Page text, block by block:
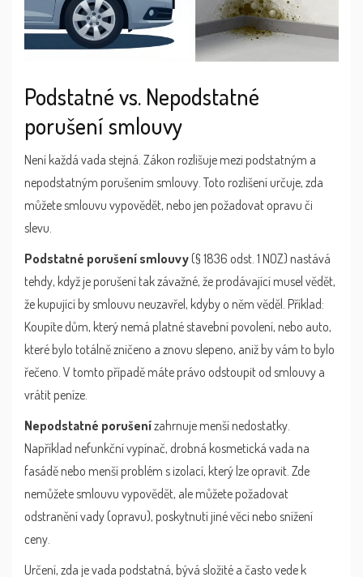
Podstatné vs. Nepodstatné
porušení smlouvy
Není každá vada stejná. Zákon rozlišuje mezi podstatným a
nepodstatným porušením smlouvy. Toto rozlišení určuje, zda
můžete smlouvu vypovědět, nebo jen požadovat opravu či
slevu.
Podstatné porušení smlouvy (§ 1836 odst. 1 NOZ) nastává
tehdy, když je porušení tak závažné, že prodávající musel vědět,
že kupující by smlouvu neuzavřel, kdyby o něm věděl. Příklad:
Koupíte dům, který nemá platné stavební povolení, nebo auto,
které bylo totálně zničeno a znovu slepeno, aniž by vám to bylo
řečeno. V tomto případě máte právo odstoupit od smlouvy a
vrátit peníze.
Nepodstatné porušenízahrnuje menší nedostatky.
Například nefunkční vypínač, drobná kosmetická vada na
fasádě nebo menší problém s izolací, který lze opravit. Zde
nemůžete smlouvu vypovědět, ale můžete požadovat
odstranění vady (opravu), poskytnutí jiné věci nebo snížení
ceny.
Určení, zda je vada podstatná, bývá složité a často vede k